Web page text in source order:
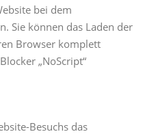
bei dem
Sie können das Laden der
Browser komplett
„NoScript“
Besuchs das